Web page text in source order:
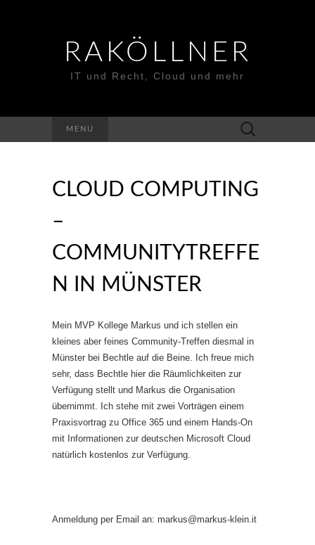
RAKÖLLNER
IT und Recht, Cloud und mehr
MENU
Suchen
nach:
CLOUD COMPUTING
–
COMMUNITYTREFFE
N IN MÜNSTER
Mein MVP Kollege Markus und ich stellen ein
kleines aber feines Community-Treffen diesmal in
Münster bei Bechtle auf die Beine. Ich freue mich
sehr, dass Bechtle hier die Räumlichkeiten zur
Verfügung stellt und Markus die Organisation
übernimmt. Ich stehe mit zwei Vorträgen einem
Praxisvortrag zu Office 365 und einem Hands-On
mit Informationen zur deutschen Microsoft Cloud
natürlich kostenlos zur Verfügung.
Anmeldung per Email an: markus@markus-klein.it